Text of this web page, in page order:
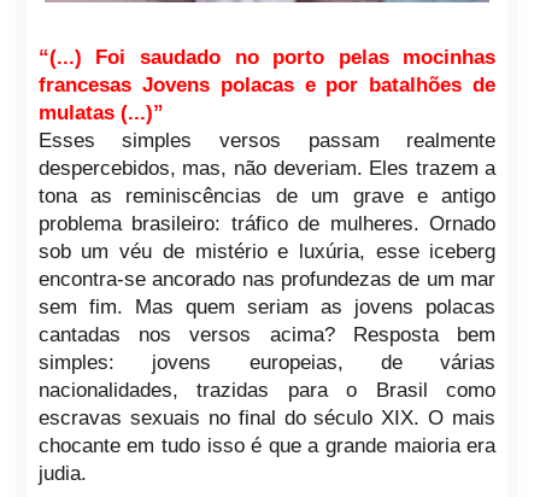
“(...) Foi saudado no porto pelas mocinhas
francesas Jovens polacas e por batalhões de
mulatas (...)”
Esses simples versos passam realmente
despercebidos, mas, não deveriam. Eles trazem a
tona as reminiscências de um grave e antigo
problema brasileiro: tráfico de mulheres. Ornado
sob um véu de mistério e luxúria, esse iceberg
encontra-se ancorado nas profundezas de um mar
sem fim. Mas quem seriam as jovens polacas
cantadas nos versos acima? Resposta bem
simples: jovens europeias, de várias
nacionalidades, trazidas para o Brasil como
escravas sexuais no final do século XIX. O mais
chocante em tudo isso é que a grande maioria era
judia.